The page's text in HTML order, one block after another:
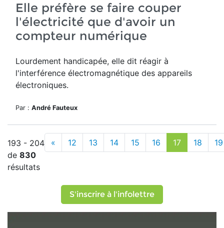
Elle préfère se faire couper
l'électricité que d'avoir un
compteur numérique
Lourdement handicapée, elle dit réagir à
l'interférence électromagnétique des appareils
électroniques.
Par : André Fauteux
193 - 204
de 830
résultats
« 12 13 14 15 16 17 18 19
S'inscrire à l'infolettre